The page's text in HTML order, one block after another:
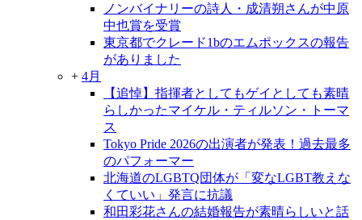
ノンバイナリーの詩人・成清朔さんが中原
中也賞を受賞
東京都でクレード1bのエムポックスの報告
がありました
+ 4月
【追悼】指揮者としてもゲイとしても素晴
らしかったマイケル・ティルソン・トーマ
ス
Tokyo Pride 2026の出演者が発表！過去最多
のパフォーマー
北海道のLGBTQ団体が「変なLGBT教えな
くていい」発言に抗議
和田彩花さんの結婚報告が素晴らしいと話